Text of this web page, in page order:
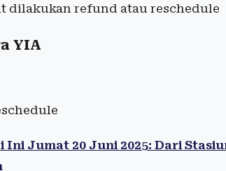
dilakukan refund atau reschedule
YIA
Jumat 20 Juni 2025: Dari